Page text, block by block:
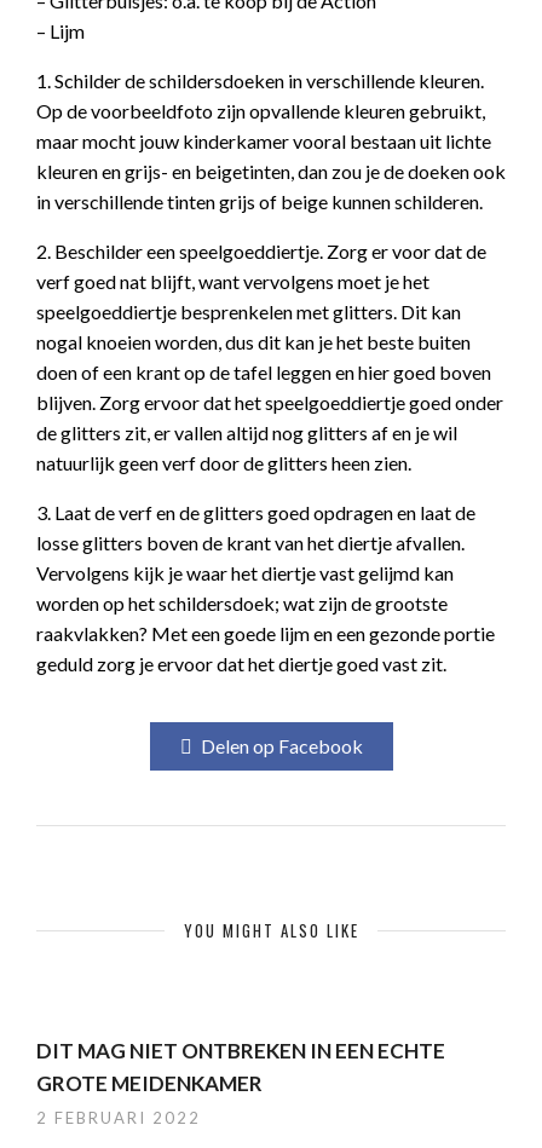
– Lijm
1. Schilder de schildersdoeken in verschillende kleuren.
Op de voorbeeldfoto zijn opvallende kleuren gebruikt,
maar mocht jouw kinderkamer vooral bestaan uit lichte
kleuren en grijs- en beigetinten, dan zou je de doeken ook
in verschillende tinten grijs of beige kunnen schilderen.
2. Beschilder een speelgoeddiertje. Zorg er voor dat de
verf goed nat blijft, want vervolgens moet je het
speelgoeddiertje besprenkelen met glitters. Dit kan
nogal knoeien worden, dus dit kan je het beste buiten
doen of een krant op de tafel leggen en hier goed boven
blijven. Zorg ervoor dat het speelgoeddiertje goed onder
de glitters zit, er vallen altijd nog glitters af en je wil
natuurlijk geen verf door de glitters heen zien.
3. Laat de verf en de glitters goed opdragen en laat de
losse glitters boven de krant van het diertje afvallen.
Vervolgens kijk je waar het diertje vast gelijmd kan
worden op het schildersdoek; wat zijn de grootste
raakvlakken? Met een goede lijm en een gezonde portie
geduld zorg je ervoor dat het diertje goed vast zit.
Delen op Facebook
YOU MIGHT ALSO LIKE
DIT MAG NIET ONTBREKEN IN EEN ECHTE
GROTE MEIDENKAMER
2 FEBRUARI 2022